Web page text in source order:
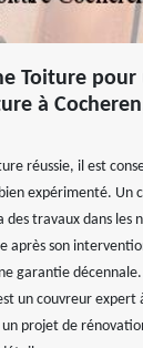
Toiture pour
à
réussie, il est
expérimenté. Un
travaux dans les
après son
garantie
un couvreur expert
un projet de